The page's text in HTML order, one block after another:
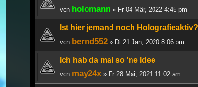
von holomann » Fr 04 Mär, 2022 4:45 pm
Ist hier jemand noch Holografieaktiv?
von bernd552 » Di 21 Jan, 2020 8:06 pm
Ich hab da mal so 'ne Idee
von may24x » Fr 28 Mai, 2021 11:02 am